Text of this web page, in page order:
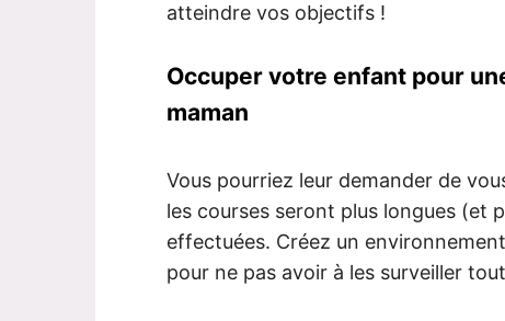
atteindre vos objectifs !
Occuper votre enfant pour
maman
Vous pourriez leur demander de
les courses seront plus longues (et
effectuées. Créez un
pour ne pas avoir à les surveiller